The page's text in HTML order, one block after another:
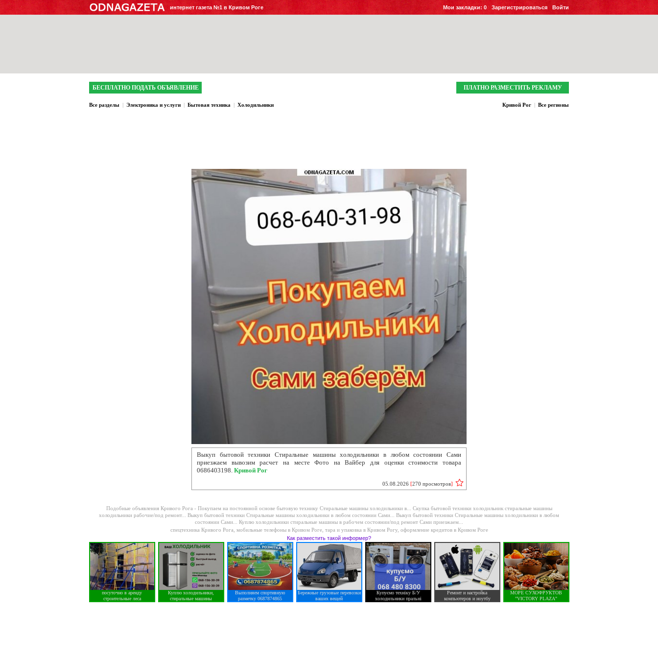
интернет газета №1 в Кривом Роге Войти
Зарегистрироваться
Мои закладки: 0
БЕСПЛАТНО ПОДАТЬ ОБЪЯВЛЕНИЕ ПЛАТНО РАЗМЕСТИТЬ РЕКЛАМУ
Все разделы | Электроника и услуги | Бытовая техника | Холодильники Кривой Рог | Все регионы
Выкуп бытовой техники Стиральные машиныхолодильники в любом состоянии Сами
приезжаем вывозим расчет на месте Фото на Вайбер для оценки стоимости товара
0686403198. Кривой Рог
05.08.2026 [270 просмотров]
Подобные объявления Кривого Рога - Покупаем на постоянной основе бытовую технику Стиральные машины холодильники в... Скупка бытовой техники холодильник стиральные машины
холодильники рабочие/под ремонт... Выкуп бытовой техники Стиральные машины холодильники в любом состоянии Сами... Выкуп бытовой техники Стиральные машины холодильники в любом
состоянии Сами... Куплю холодильники стиральные машины в рабочем состоянии/под ремонт Сами приезжаем...
спецтехника Кривого Рога мобильные телефоны в Кривом Роге, тара и упаковка в Кривом Рогу, оформление кредитов в Кривом Роге
Как разместить такой информер?
посуточно в аренду
строительные леса
Куплю холодильники,
стиральные машины
Выполняем спортивную
разметку 0687874865
Бережные грузовые перевозки
ваших вещей
Купуємо техніку Б/У
холодильники пральні
Ремонт и настройка
компьютеров и ноутбу
МОРЕ СУХОФРУКТОВ
"VICTORY PLAZA"